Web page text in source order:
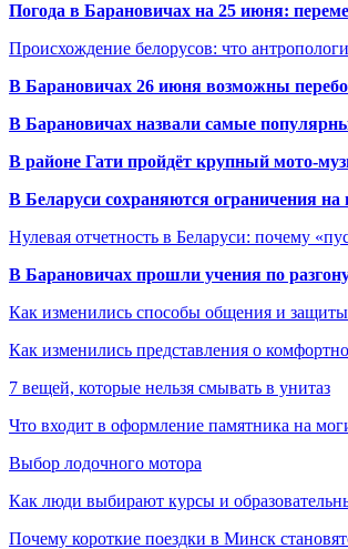
Погода в Барановичах на 25 июня:
Происхождение белорусов: что
В Барановичах 26 июня возможны
В Барановичах назвали самые
В районе Гати пройдёт крупный мото-
В Беларуси сохраняются ограничения на
Нулевая отчетность в Беларуси: почему
В Барановичах прошли учения по
Как изменились способы общения и
Как изменились представления о
7 вещей, которые нельзя смывать в унитаз
Что входит в оформление памятника на
Выбор лодочного мотора
Как люди выбирают курсы и
Почему короткие поездки в Минск